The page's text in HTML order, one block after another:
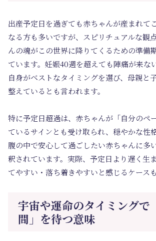
出産予定日を過ぎても赤ちゃんが産まれて
なる方も多いですが、スピリチュアルな観
んの魂がこの世界に降りてくるための準備
ています。妊娠40週を超えても陣痛が来な
自身がベストなタイミングを選び、母親と
整えているとも言われます。
特に予定日超過は、赤ちゃんが「自分のペ
ているサインとも受け取られ、穏やかな性
腹の中で安心して過ごしたい赤ちゃんに多
釈されています。実際、予定日より遅く生
てやすい・落ち着きやすいと感じるケース
宇宙や運命のタイミングで
間」を待つ意味